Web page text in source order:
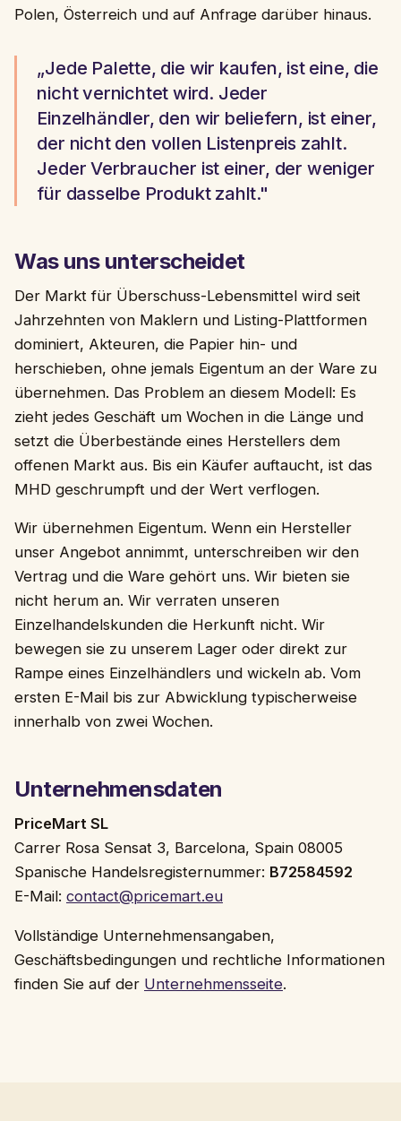
Polen, Österreich und auf Anfrage darüber hinaus.
„Jede Palette, die wir kaufen, ist eine, die
nicht vernichtet wird. Jeder
Einzelhändler, den wir beliefern, ist einer,
der nicht den vollen Listenpreis zahlt.
Jeder Verbraucher ist einer, der weniger
für dasselbe Produkt zahlt."
Was uns unterscheidet
Der Markt für Überschuss-Lebensmittel wird seit
Jahrzehnten von Maklern und Listing-Plattformen
dominiert, Akteuren, die Papier hin- und
herschieben, ohne jemals Eigentum an der Ware zu
übernehmen. Das Problem an diesem Modell: Es
zieht jedes Geschäft um Wochen in die Länge und
setzt die Überbestände eines Herstellers dem
offenen Markt aus. Bis ein Käufer auftaucht, ist das
MHD geschrumpft und der Wert verflogen.
Wir übernehmen Eigentum. Wenn ein Hersteller
unser Angebot annimmt, unterschreiben wir den
Vertrag und die Ware gehört uns. Wir bieten sie
nicht herum an. Wir verraten unseren
Einzelhandelskunden die Herkunft nicht. Wir
bewegen sie zu unserem Lager oder direkt zur
Rampe eines Einzelhändlers und wickeln ab. Vom
ersten E-Mail bis zur Abwicklung typischerweise
innerhalb von zwei Wochen.
Unternehmensdaten
PriceMart SL
Carrer Rosa Sensat 3, Barcelona, Spain 08005
Spanische Handelsregisternummer: B72584592
E-Mail: contact@pricemart.eu
Vollständige Unternehmensangaben,
Geschäftsbedingungen und rechtliche Informationen
finden Sie auf der Unternehmensseite.